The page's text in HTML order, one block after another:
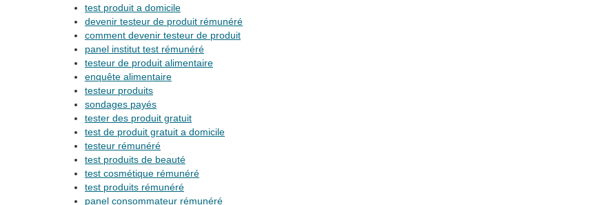
test produit a domicile
devenir testeur de produit rémunéré
comment devenir testeur de produit
panel institut test rémunéré
testeur de produit alimentaire
enquête alimentaire
testeur produits
sondages payés
tester des produit gratuit
test de produit gratuit a domicile
testeur rémunéré
test produits de beauté
test cosmétique rémunéré
test produits rémunéré
panel consommateur rémunéré